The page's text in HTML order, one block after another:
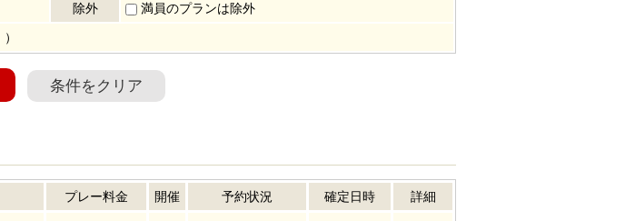
除外
満員のプランは除外
）
条件をクリア
プレー料金 開催 予約状況 確定日時 詳細